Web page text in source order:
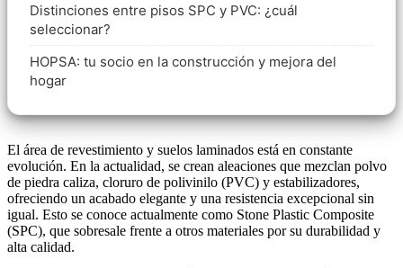
Distinciones entre pisos SPC y PVC: ¿cuál
seleccionar?
HOPSA: tu socio en la construcción y mejora del
hogar
El área de revestimiento y suelos laminados está en constante
evolución. En la actualidad, se crean aleaciones que mezclan polvo
de piedra caliza, cloruro de polivinilo (PVC) y estabilizadores,
ofreciendo un acabado elegante y una resistencia excepcional sin
igual. Esto se conoce actualmente como Stone Plastic Composite
(SPC), que sobresale frente a otros materiales por su durabilidad y
alta calidad.